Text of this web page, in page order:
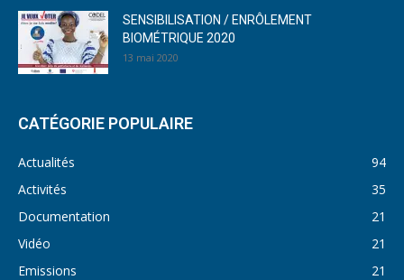
SENSIBILISATION / ENRÔLEMENT
BIOMÉTRIQUE 2020
13 mai 2020
CATÉGORIE POPULAIRE
Actualités
94
Activités
35
Documentation
21
Vidéo
21
Emissions
21